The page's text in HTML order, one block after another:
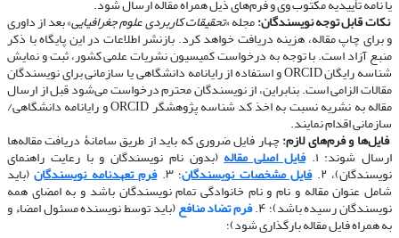
​​​​​​​نکات قابل توجه نویسندگان:مجله «تحقیقات کاربردی علوم جغرافیایی» بعد از داوری
و برای چاپ مقاله، هزینه دریافت خواهد کرد. بازنشر اطلاعات در این پایگاه با ذکر
منبع آزاد است. با توجه به درخواست کمیسیون نشریات علمی کشور، ثبت و نمایش
شناسه رایگان ORCID و استفاده از رایانامه دانشگاهی یا سازمانی برای نویسندگان
مقالات الزامی است. بنابراین، از نویسندگان محترم درخواست می‌شود قبل از ارسال
مقاله به نشریه نسبت به اخذ کد شناسه پژوهشگر ORCID و رایانامه دانشگاهی/
سازمانی اقدام نمایند.
​​​​​​​فایل‌ها و فرم‌های لازم:چهار فایل ضروری که باید از طریق سامانۀ دریافت مقاله‌ها
ارسال شوند: ۱. فایل اصلی مقاله(بدون نام نویسندگان و با رعایت راهنمای
نویسندگان)، ۲. فایل مشخصات نویسندگان؛ ۳. فرم تعهدنامه نویسندگان(باید
شامل عنوان مقاله و نام و نام خانوادگی تمام نویسندگان باشد و به امضای همه
نویسندگان رسیده باشد)؛ ۴. فرم تضاد منافع(باید توسط نویسنده مسئول امضاء و
به همراه فایل مقاله بارگذاری شود)؛